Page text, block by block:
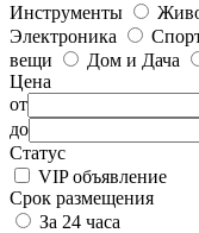
Инструменты
Электроника
вещи
Дом и Дача
Цена
от
до
Статус
VIP объявление
Срок размещения
За 24 часа